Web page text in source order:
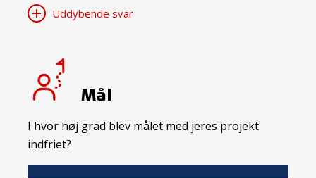
Uddybende svar
Mål
I hvor høj grad blev målet med jeres projekt
indfriet?